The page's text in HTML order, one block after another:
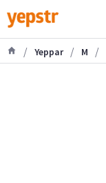
/ Yeppar / M /